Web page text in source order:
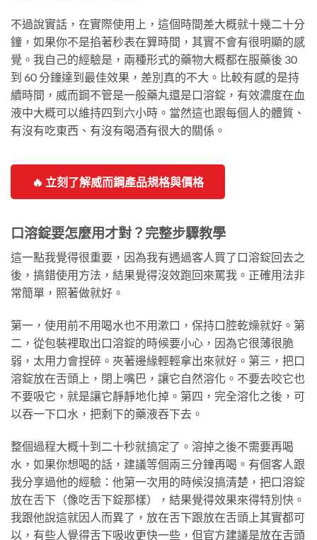
不過說實話，在實際使用上，這個時間差大概就十幾二十分
鐘，如果你不是掐著秒表在算時間，其實不會有很明顯的感
覺。我自己的經驗是，兩種形式的藥物大概都在服藥後 30
到 60 分鐘達到最佳效果，差別真的不大。比較有感的是持
續時間，威而鋼不管是一般藥丸還是口溶錠，有效濃度在血
液中大概可以維持四到六小時。當然這也跟每個人的體質、
有沒有吃東西、有沒有喝酒有很大的關係。
🔥 立刻了解威而鋼產品規格與價格
口溶錠要怎麼用才對？完整步驟教學
這一點我覺得很重要，因為我有遇過客人買了口溶錠回去之
後，搞錯使用方法，結果覺得沒效跑回來罵我。正確用法非
常簡單，照著做就好。
第一，使用前不用喝水也不用漱口，保持口腔乾燥就好。第
二，從包裝裡取出口溶錠的時候要小心，因為它很薄很脆
弱，太用力會捏碎。夾著邊緣輕輕拿出來就好。第三，把口
溶錠放在舌頭上，閉上嘴巴，讓它自然溶化。不要去咬它也
不要吸它，就是讓它靜靜地化掉。第四，完全溶化之後，可
以吞一下口水，把剩下的藥液吞下去。
整個過程大概十到二十秒就搞定了。溶掉之後不需要再喝
水，如果你想喝的話，建議等個兩三分鐘再喝。有個客人跟
我分享過他的經驗：他第一次用的時候沒搞清楚，把口溶錠
放在舌下（像吃舌下錠那樣），結果覺得效果來得特別快。
我跟他說這就因人而異了，放在舌下跟放在舌頭上其實都可
以，有些人覺得舌下吸收更快一些，但官方建議是放在舌頭